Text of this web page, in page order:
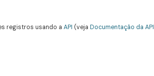
registros usando a API (veja Documentação da API